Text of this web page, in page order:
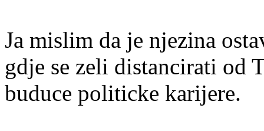
Ja mislim da je njezina
gdje se zeli distancirati od
buduce politicke karijere.